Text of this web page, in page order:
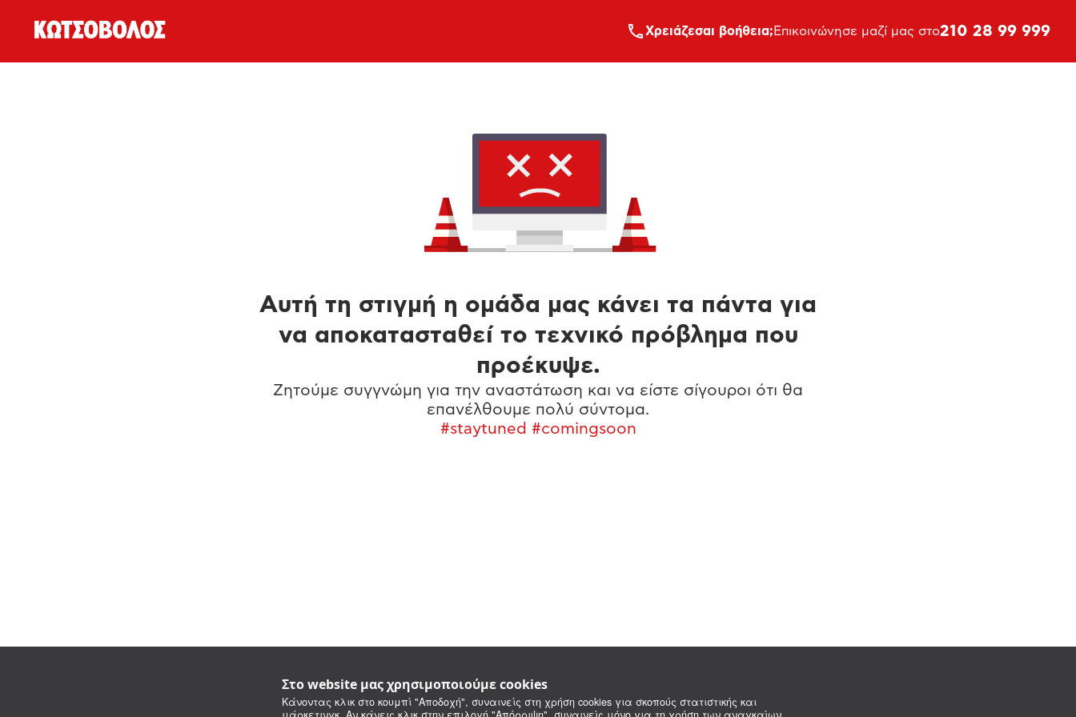
Στο website μας χρησιμοποιούμε cookies
Κάνοντας κλικ στο κουμπί "Αποδοχή", συναινείς στη χρήση cookies για σκοπούς στατιστικής και
Xρειάζεσαι βοήθεια; Επικοινώνησε μαζί μας στο210 28 99 999
Αυτή τη στιγμή η ομάδα μας κάνει τα πάντα για
να αποκατασταθεί το τεχνικό πρόβλημα που
προέκυψε.
Ζητούμε συγγνώμη για την αναστάτωση και να είστε σίγουροι ότι θα
επανέλθουμε πολύ σύντομα.
#staytuned #comingsoon